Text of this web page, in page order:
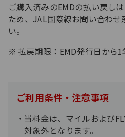
ご購入済みのEMDの払い戻し
ため、JAL国際線お問い合わ
い。
払戻期限：EMD発行日から
ご利用条件・注意事項
当料金は、マイルおよび
対象外となります。